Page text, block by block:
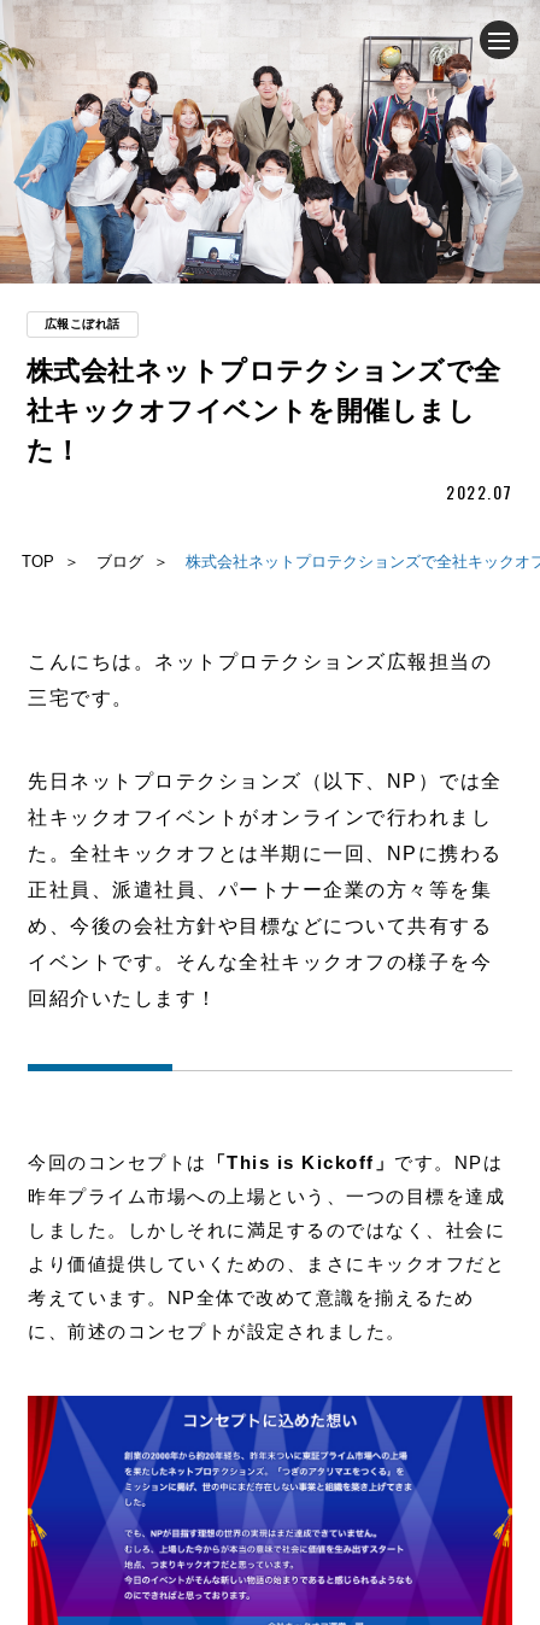
企業情報
ニュース
事業内容
採用情報
ブログ
サステナビリティ
広報こぼれ話
株式会社ネットプロテクションズで全
社キックオフイベントを開催しまし
た！
2022.07
TOP ブログ 株式会社ネットプロテクションズで全社キックオ
こんにちは。ネットプロテクションズ広報担当の
三宅です。
先日ネットプロテクションズ（以下、NP）では全
社キックオフイベントがオンラインで行われまし
た。全社キックオフとは半期に一回、NPに携わる
正社員、派遣社員、パートナー企業の方々等を集
め、今後の会社方針や目標などについて共有する
イベントです。そんな全社キックオフの様子を今
回紹介いたします！
今回のコンセプトは 「This is Kickoff」 です。NPは
昨年プライム市場への上場という、一つの目標を達成
しました。しかしそれに満足するのではなく、社会に
より価値提供していくための、まさにキックオフだと
考えています。NP全体で改めて意識を揃えるため
に、前述のコンセプトが設定されました。